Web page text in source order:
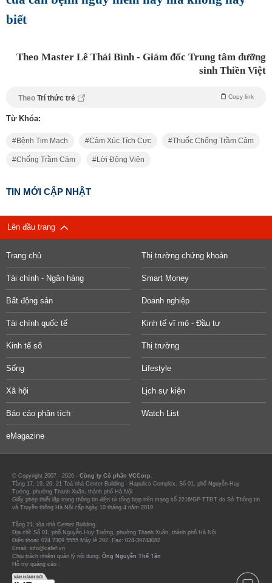
biết
Theo Master Lê Thái Bình - Giám đốc Trung tâm dưỡng
sinh Thiền Việt
Theo Trí thức trẻ Copy link
Từ Khóa:
Bệnh Tim Mạch Cảm Xúc Tích Cực Thuốc Chống Trầm Cảm
Chống Trầm Cảm Lời Động Viên
TIN MỚI CẬP NHẬT
Lên đầu trang
Trang chủ Thị trường chứng khoán
Tài chính - Ngân hàng Smart Money
Bất động sản Doanh nghiệp
Tài chính quốc tế Kinh tế vĩ mô - Đầu tư
Kinh tế số Thị trường
Sống Lifestyle
Xã hội Lịch sự kiện
Báo cáo phân tích Watch List
eMagazine
© Copyright 2007 - 2026 - Công ty Cổ phần VCCorp.
Tầng 17, 19, 20, 21 Toà nhà Center Building - Hapulico Complex, Số 01, phố Nguyễn Huy
Tưởng, phường Thanh Xuân, thành phố Hà Nội
Giấy phép thiết lập trang thông tin điện tử tổng hợp trên mạng số 2216/GP-TTĐT do Sở Thông tin
và Truyền thông Hà Nội cấp ngày 10 tháng 4 năm 2019.
Tầng 21, tòa nhà Center Building.
Địa chỉ: Số 01, phố Nguyễn Huy Tưởng, phường Thanh Xuân, thành phố Hà Nội
Điện thoại: 024 7309 5555 Máy lẻ 292. Fax: 024-39744082
Email: info@cafef.vn
Chịu trách nhiệm quản lý nội dung: Ông Nguyễn Thế Tân
Hỗ trợ quảng cáo :